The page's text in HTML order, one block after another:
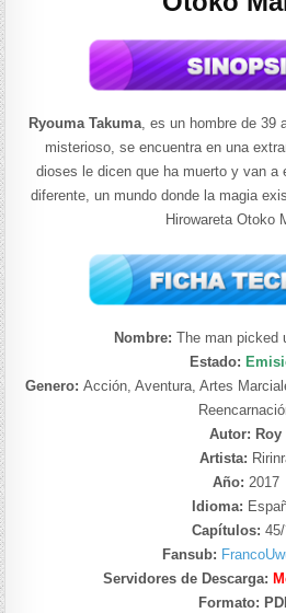
Ryouma Takuma, es un hombre de 39
misterioso, se encuentra en una
dioses le dicen que ha muerto y van a
diferente, un mundo donde la magia
Hirowareta Otoko
Nombre: The man picked
Estado:
Genero: Acción, Aventura, Artes
Autor: Roy
Artista:
Año: 2017
Idioma:
Capítulos:
Fansub:
Servidores de Descarga:
Formato: